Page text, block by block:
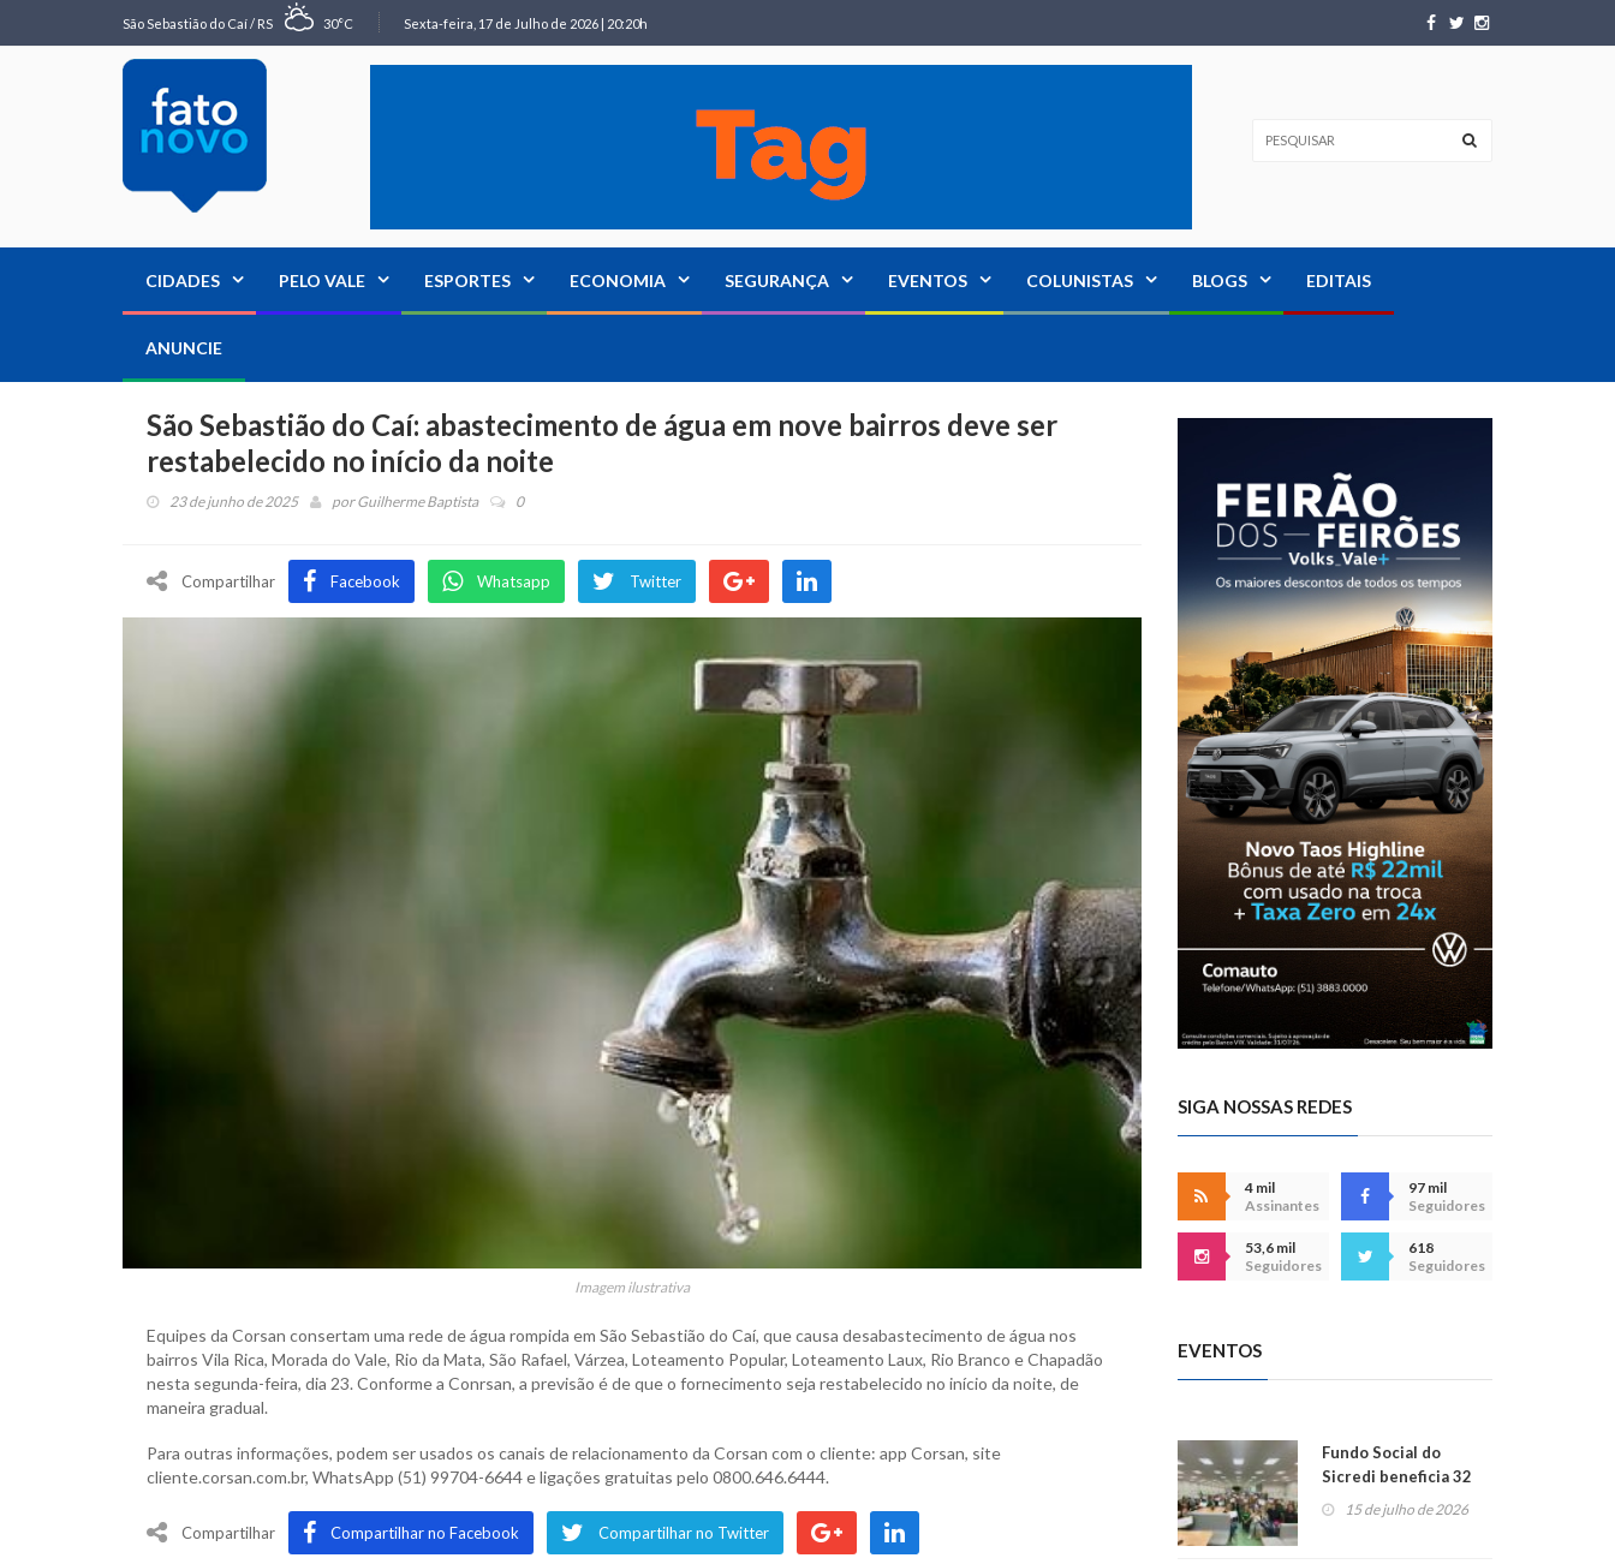
São Sebastião do Caí / RS 30°C Sexta-feira, 17 de Julho de 2026 | 20:20h
CIDADES PELO VALE ESPORTES ECONOMIA SEGURANÇA EVENTOS COLUNISTAS BLOGS EDITAIS
ANUNCIE
São Sebastião do Caí: abastecimento de água em nove bairros deve ser
restabelecido no início da noite
23 de junho de 2025 porGuilherme Baptista 0
Compartilhar Facebook Whatsapp Twitter
Imagem ilustrativa
Equipes da Corsan consertam uma rede de água rompida em São Sebastião do Caí, que causa desabastecimento de água nos
bairros Vila Rica, Morada do Vale, Rio da Mata, São Rafael, Várzea, Loteamento Popular, Loteamento Laux, Rio Branco e Chapadão
nesta segunda-feira, dia 23. Conforme a Conrsan, a previsão é de que o fornecimento seja restabelecido no início da noite, de
maneira gradual.
Para outras informações, podem ser usados os canais de relacionamento da Corsan com o cliente: app Corsan, site
cliente.corsan.com.br, WhatsApp (51) 99704-6644 e ligações gratuitas pelo 0800.646.6444.
Compartilhar Compartilhar no Facebook Compartilhar no Twitter
SIGA NOSSAS REDES
4 mil
Assinantes
97 mil
Seguidores
53,6 mil
Seguidores
618
Seguidores
EVENTOS
Fundo Social do
Sicredi beneficia 32
projetos em
15 de julho de 2026